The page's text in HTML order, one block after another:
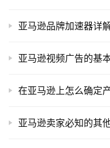
亚马逊品牌加速器详
亚马逊视频广告的基
在亚马逊上怎么确定
亚马逊卖家必知的其